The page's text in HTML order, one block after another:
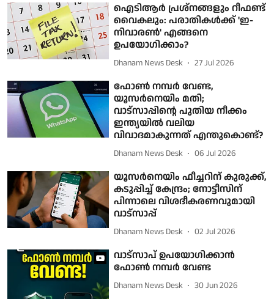
ഐടിആർ പ്രശ്നങ്ങളും റീഫണ്ട്
വൈകലും: പരാതികൾക്ക് 'ഇ-
നിവാരൺ' എങ്ങനെ
ഉപയോഗിക്കാം?
Dhanam News Desk 27 Jul 2026
ഫോണ്‍ നമ്പര്‍ വേണ്ട,
യൂസര്‍നെയിം മതി;
വാട്‌സാപ്പിന്റെ പുതിയ നീക്കം
ഇന്ത്യയില്‍ വലിയ
വിവാദമാകുന്നത് എന്തുകൊണ്ട്?
Dhanam News Desk 06 Jul 2026
യൂസര്‍നെയിം ഫീച്ചറിന് കുരുക്ക്,
കടുപ്പിച്ച് കേന്ദ്രം; നോട്ടീസിന്
പിന്നാലെ വിശദീകരണവുമായി
വാട്‌സാപ്പ്
Dhanam News Desk 02 Jul 2026
വാട്‌സാപ് ഉപയോഗിക്കാന്‍
ഫോണ്‍ നമ്പര്‍ വേണ്ട
Dhanam News Desk 30 Jun 2026